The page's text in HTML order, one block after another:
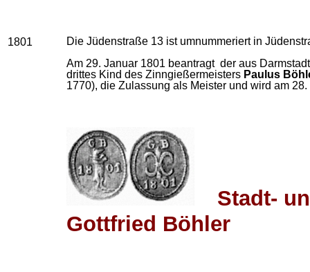
1801
Die Jüdenstraße 13 ist umnummeriert in
Am 29. Januar 1801 beantragt der aus
drittes Kind des Zinngießermeisters Paulus
1770), die Zulassung als Meister und wird am
Stadt-
Gottfried Böhler